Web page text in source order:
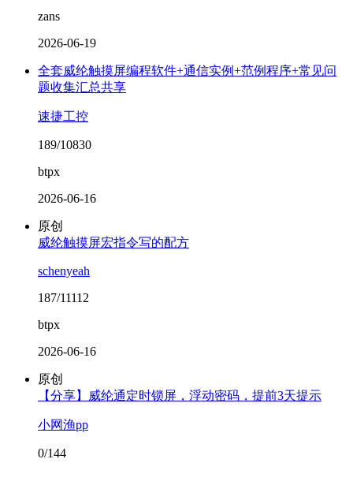
zans
2026-06-19
全套威纶触摸屏编程软件+通信实例+范例程序+常见问
题收集汇总共享
速捷工控
189/10830
btpx
2026-06-16
原创
威纶触摸屏宏指令写的配方
schenyeah
187/11112
btpx
2026-06-16
原创
【分享】威纶通定时锁屏，浮动密码，提前3天提示
小网渔pp
0/144